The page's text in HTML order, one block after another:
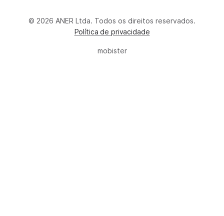
© 2026 ANER Ltda. Todos os direitos reservados.
Política de privacidade
mobister